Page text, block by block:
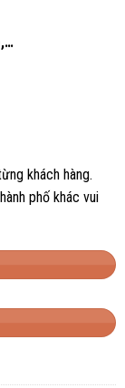
khách hàng.
phố khác vui